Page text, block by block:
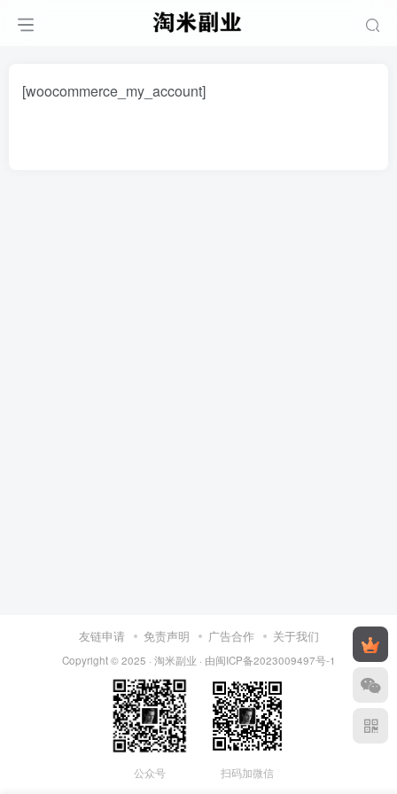
[woocommerce_my_account]
友链申请 免责声明 广告合作 关于我们
Copyright © 2025 · 淘米副业 · 由闽ICP备2023009497号-1
公众号 扫码加微信